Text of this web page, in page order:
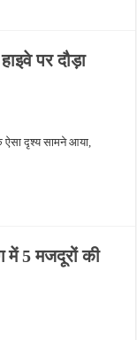
पर दौड़ा
ऐसा दृश्य सामने आया,
में 5 मजदूरों की